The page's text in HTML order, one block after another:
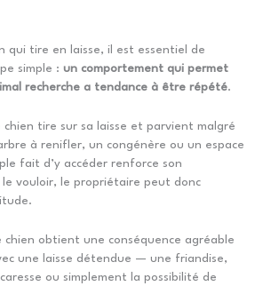
qui tire en laisse, il est essentiel de
simple : un comportement qui permet
recherche a tendance à être répété.
chien tire sur sa laisse et parvient malgré
à renifler, un congénère ou un espace
fait d’y accéder renforce son
le vouloir, le propriétaire peut donc
chien obtient une conséquence agréable
une laisse détendue — une friandise,
ou simplement la possibilité de